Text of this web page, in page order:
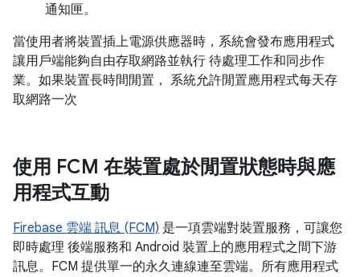
通知匣。
當使用者將裝置插上電源供應器時，系統會發布應用程式
讓用戶端能夠自由存取網路並執行 待處理工作和同步作
業。如果裝置長時間閒置， 系統允許閒置應用程式每天存
取網路一次
使用 FCM 在裝置處於閒置狀態時與應
用程式互動
Firebase 雲端 訊息 (FCM) 是一項雲端對裝置服務，可讓您
即時處理 後端服務和 Android 裝置上的應用程式之間下游
訊息。FCM 提供單一的永久連線連至雲端。所有應用程式